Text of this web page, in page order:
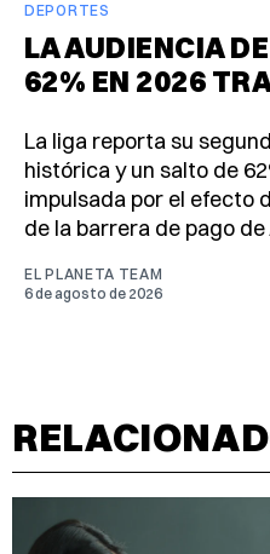
DEPORTES
LA AUDIENCIA
62% EN 2026
La liga reporta su
histórica y un salto de
impulsada por el efecto
de la barrera de pago de
EL PLANETA TEAM
6 de agosto de 2026